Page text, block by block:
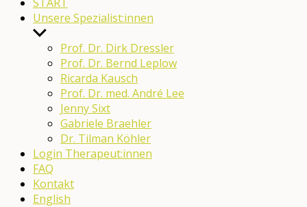
Unsere Spezialist:innen
Untermenü
anzeigenProf. Dr. Dirk Dressler
Prof. Dr. Bernd Leplow
Ricarda Kausch
Prof. Dr. med. André Lee
Jenny Sixt
Gabriele Braehler
Dr. Tilman Köhler
Login Therapeut:innen
FAQ
Kontakt
English